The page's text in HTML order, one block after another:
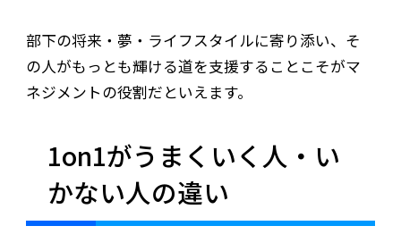
部下の将来・夢・ライフスタイルに寄り添い、そ
の人がもっとも輝ける道を支援することこそがマ
ネジメントの役割だといえます。
1on1がうまくいく人・い
かない人の違い